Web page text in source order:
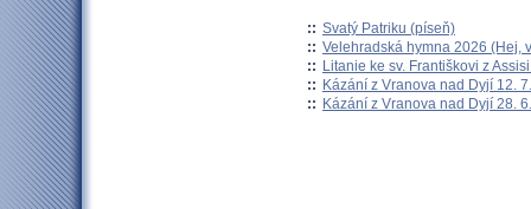
:: Svatý Patriku (píseň)
:: Velehradská hymna 2026 (Hej,
:: Litanie ke sv. Františkovi z
:: Kázání z Vranova nad Dyjí 12.
:: Kázání z Vranova nad Dyjí 28.